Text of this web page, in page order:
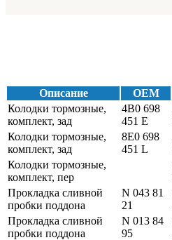
Описание OEM
Колодки тормозные,
комплект, зад
4B0 698
451 E
Колодки тормозные,
комплект, зад
8E0 698
451 L
Колодки тормозные,
комплект, пер
Прокладка сливной
пробки поддона
N 043 81
21
Прокладка сливной
пробки поддона
N 013 84
95